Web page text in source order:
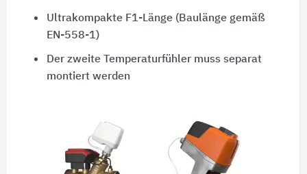
Ultrakompakte F1-Länge (Baulänge gemäß
EN-558-1)
Der zweite Temperaturfühler muss separat
montiert werden